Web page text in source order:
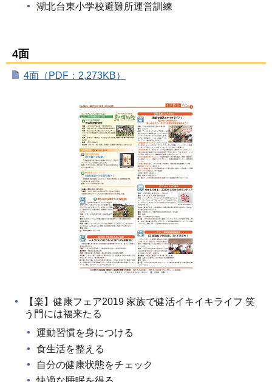
湖北台東小学校避難所運営訓練
4面
4面（PDF：2,273KB）
【楽】健康フェア2019 家族で健活イキイキライフ 笑
う門には福来たる
運動習慣を身につける
食生活を整える
自分の健康状態をチェック